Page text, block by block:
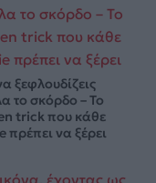
ξεφλουδίζεις
το σκόρδο – Το
trick που κάθε
πρέπει να ξέρει